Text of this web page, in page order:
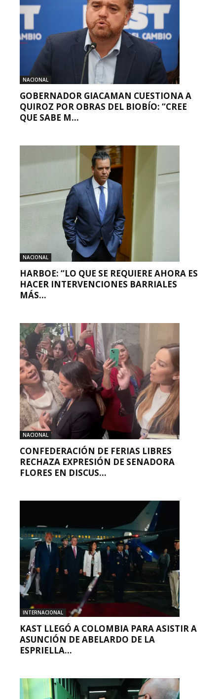
NACIONAL
GOBERNADOR GIACAMAN CUESTIONA A
QUIROZ POR OBRAS DEL BIOBÍO: “CREE
QUE SABE M...
NACIONAL
HARBOE: “LO QUE SE REQUIERE AHORA ES
HACER INTERVENCIONES BARRIALES
MÁS...
NACIONAL
CONFEDERACIÓN DE FERIAS LIBRES
RECHAZA EXPRESIÓN DE SENADORA
FLORES EN DISCUS...
INTERNACIONAL
KAST LLEGÓ A COLOMBIA PARA ASISTIR A
ASUNCIÓN DE ABELARDO DE LA
ESPRIELLA...